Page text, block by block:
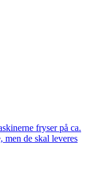
fryser på ca.
men de skal leveres